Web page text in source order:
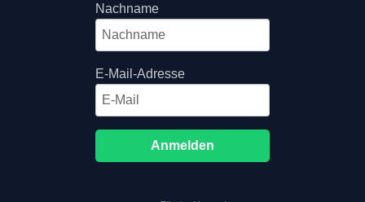
Nachname
E-Mail-Adresse
Anmelden